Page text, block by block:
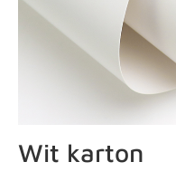
Wit karton